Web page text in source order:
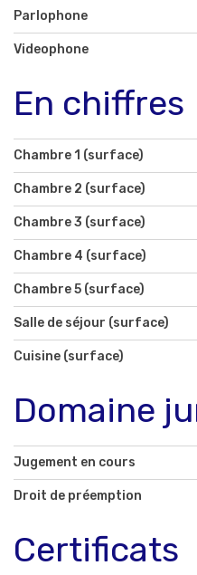
Parlophone
Videophone
En chiffres
Chambre 1 (surface)
Chambre 2 (surface)
Chambre 3 (surface)
Chambre 4 (surface)
Chambre 5 (surface)
Salle de séjour (surface)
Cuisine (surface)
Domaine
Jugement en cours
Droit de préemption
Certificats